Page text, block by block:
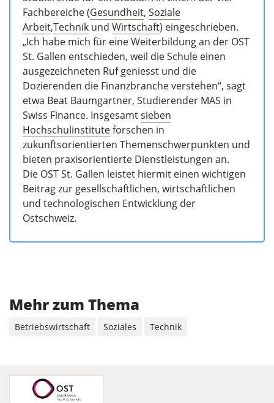
Fachbereiche (Gesundheit, Soziale
Arbeit,Technik und Wirtschaft) eingeschrieben.
„Ich habe mich für eine Weiterbildung an der OST
St. Gallen entschieden, weil die Schule einen
ausgezeichneten Ruf geniesst und die
Dozierenden die Finanzbranche verstehen“, sagt
etwa Beat Baumgartner, Studierender MAS in
Swiss Finance. Insgesamtsieben
Hochschulinstituteforschen in
zukunftsorientierten Themenschwerpunkten und
bieten praxisorientierte Dienstleistungen an.
Die OST St. Gallen leistet hiermit einen wichtigen
Beitrag zur gesellschaftlichen, wirtschaftlichen
und technologischen Entwicklung der
Ostschweiz.
Mehr zum Thema
Betriebswirtschaft Soziales Technik